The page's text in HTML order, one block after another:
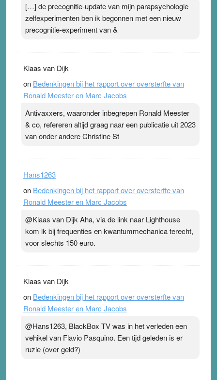
ademen’ kan goud waard zijn. Door…Lees meer
Pleisterplakkers in de topspsort ›[...]
[…] de precognitie-update van mijn parapsychologie
zelfexperimenten ben ik begonnen met een nieuw
precognitie-experiment van &
Klaas van Dijk
on Bedenkingen bij het rapport over oversterfte van
Ronald Meester en Marc Jacobs
Antivaxxers, waaronder inbegrepen Ronald Meester
& co, refereren altijd graag naar een publicatie uit 2023
van onder andere Christine St
Hans1263
on Bedenkingen bij het rapport over oversterfte van
Ronald Meester en Marc Jacobs
@Klaas van Dijk Aha, via de link naar Lighthouse
kom ik bij frequenties en kwantummechanica terecht,
voor slechts 150 euro.
Klaas van Dijk
on Bedenkingen bij het rapport over oversterfte van
Ronald Meester en Marc Jacobs
@Hans1263, BlackBox TV was in het verleden een
vehikel van Flavio Pasquino. Een tijd geleden is er
ruzie (over geld?)